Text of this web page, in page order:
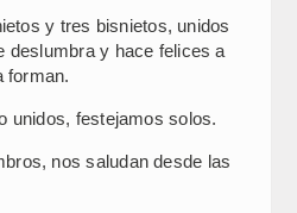
y tres bisnietos, unidos
deslumbra y hace felices a
forman.
unidos, festejamos solos.
nos saludan desde las